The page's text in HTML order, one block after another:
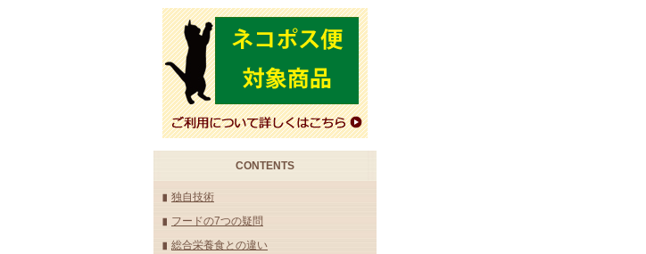
CONTENTS
独自技術
フードの7つの疑問
総合栄養食との違い